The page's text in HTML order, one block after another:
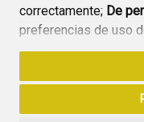
correctamente; De
preferencias de uso
funcionamiento de la
Si acepta pulsando
consideramos que